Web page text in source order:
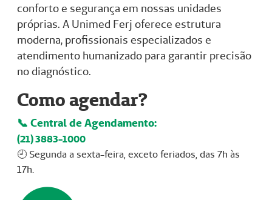
conforto e segurança em nossas unidades
próprias. A Unimed Ferj oferece estrutura
moderna, profissionais especializados e
atendimento humanizado para garantir precisão
no diagnóstico.
Como agendar?
📞 Central de Agendamento:
(21) 3883-1000
🕘 Segunda a sexta-feira, exceto feriados, das 7h às
17h.